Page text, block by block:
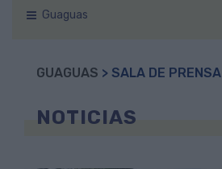
Guaguas
GUAGUAS > SALA DE PRENSA
NOTICIAS